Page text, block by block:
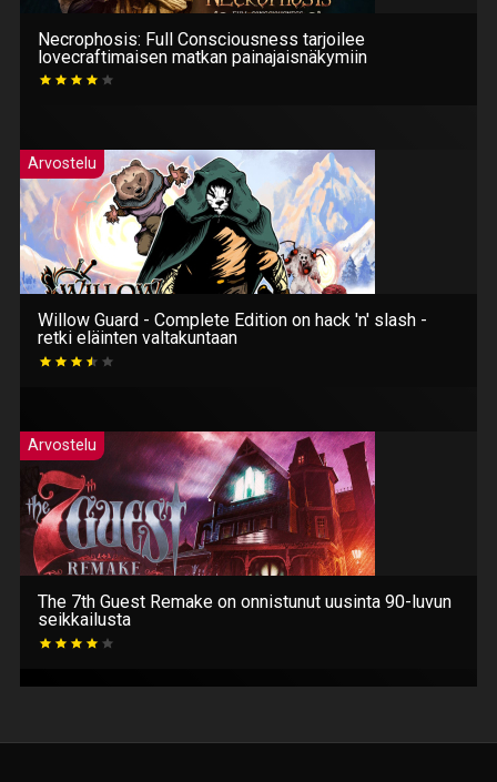
Necrophosis: Full Consciousness tarjoilee
lovecraftimaisen matkan painajaisnäkymiin
Arvostelu
Willow Guard - Complete Edition on hack 'n' slash -
retki eläinten valtakuntaan
Arvostelu
The 7th Guest Remake on onnistunut uusinta 90-luvun
seikkailusta